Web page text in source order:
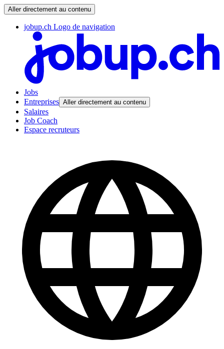
Aller directement au contenu
jobup.ch Logo de navigation
Jobs
Entreprises Aller directement au contenu
Salaires
Job Coach
Espace recruteurs